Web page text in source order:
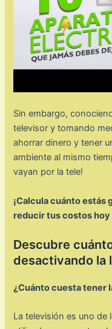
Sin embargo,
televisor y tomando
ahorrar dinero y tener
ambiente al mismo
vayan por la tele!
¡Calcula cuánto estás
reducir tus costos hoy
Descubre
desactivando la
¿Cuánto cuesta tener
La televisión es uno